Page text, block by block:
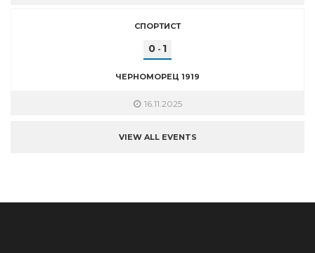
СПОРТИСТ
0 - 1
ЧЕРНОМОРЕЦ 1919
16.11.2025
VIEW ALL EVENTS